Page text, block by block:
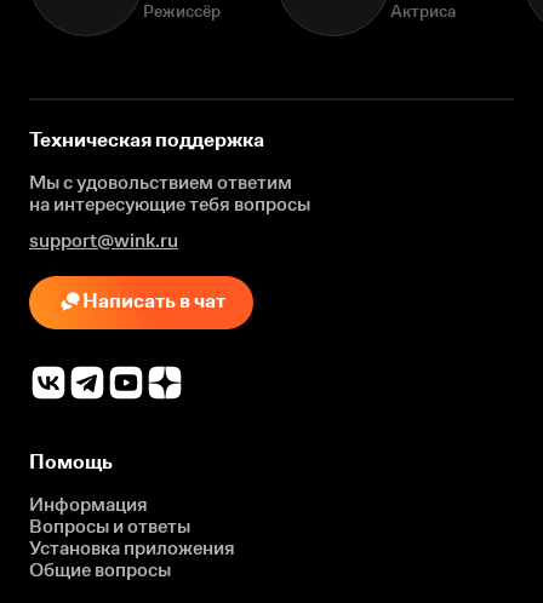
Режиссёр Актриса
Техническая поддержка
Мы с удовольствием ответим
на интересующиетебя вопросы
support@wink.ru
Написать в чат
Помощь
Информация
Вопросы и ответы
Установка приложения
Общие вопросы